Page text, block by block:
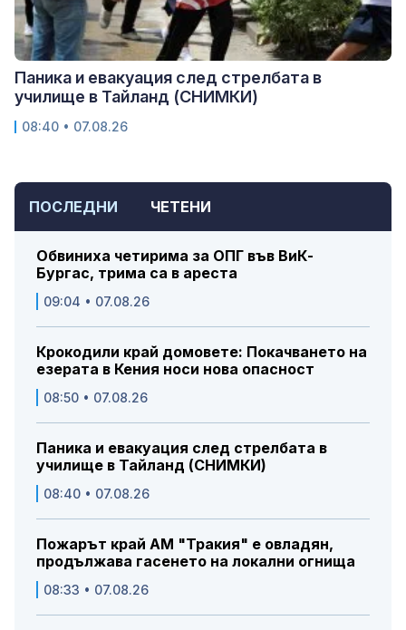
ПОСЛЕДНИ ЧЕТЕНИ
Обвиниха четирима за ОПГ във ВиК-
Бургас, трима са в ареста
09:04 • 07.08.26
Крокодили край домовете: Покачването на
езерата в Кения носи нова опасност
08:50 • 07.08.26
Паника и евакуация след стрелбата в
училище в Тайланд (СНИМКИ)
08:40 • 07.08.26
Пожарът край АМ "Тракия" е овладян,
продължава гасенето на локални огнища
08:33 • 07.08.26
Паника и евакуация след стрелбата в
училище в Тайланд (СНИМКИ)
08:40 • 07.08.26